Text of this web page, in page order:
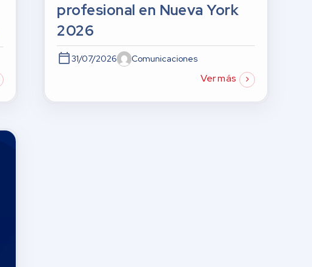
profesional en Nueva York
2026
31/07/2026 Comunicaciones
Ver más